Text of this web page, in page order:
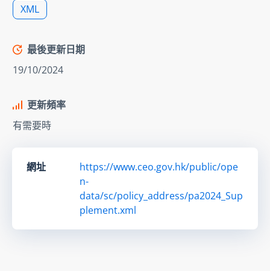
XML
最後更新日期
19/10/2024
更新頻率
有需要時
網址
https://www.ceo.gov.hk/public/ope
n-
data/sc/policy_address/pa2024_Sup
plement.xml